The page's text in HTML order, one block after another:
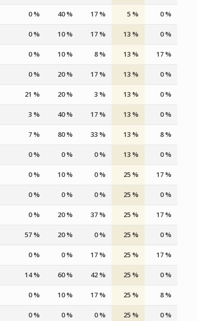
0 % 40 % 17 % 5 % 0 %
0 % 10 % 17 % 13 % 0 %
0 % 10 % 8 % 13 % 17 %
0 % 20 % 17 % 13 % 0 %
21 % 20 % 3 % 13 % 0 %
3 % 40 % 17 % 13 % 0 %
7 % 80 % 33 % 13 % 8 %
0 % 0 % 0 % 13 % 0 %
0 % 10 % 0 % 25 % 17 %
0 % 0 % 0 % 25 % 0 %
0 % 20 % 37 % 25 % 17 %
57 % 20 % 0 % 25 % 0 %
0 % 0 % 17 % 25 % 17 %
14 % 60 % 42 % 25 % 0 %
0 % 10 % 17 % 25 % 8 %
0 % 0 % 0 % 25 % 0 %